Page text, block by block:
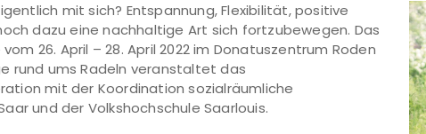
mit sich? Entspannung, Flexibilität, positive
dazu eine nachhaltige Art sich fortzubewegen. Das
26. April – 28. April 2022 im Donatuszentrum Roden
rund ums Radeln veranstaltet das
mit der Koordination sozialräumliche
und der Volkshochschule Saarlouis.